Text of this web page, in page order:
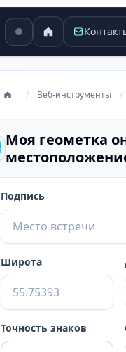
/ Веб-инструменты /
Моя геометка
Подпись
Широта
Точность знаков